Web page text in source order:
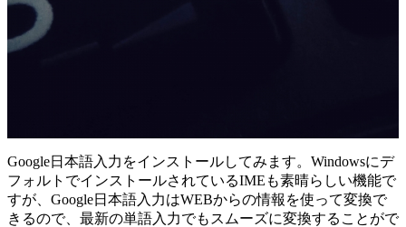
Google日本語入力をインストールしてみます。Windowsにデ
フォルトでインストールされているIMEも素晴らしい機能で
すが、Google日本語入力はWEBからの情報を使って変換で
きるので、最新の単語入力でもスムーズに変換することがで